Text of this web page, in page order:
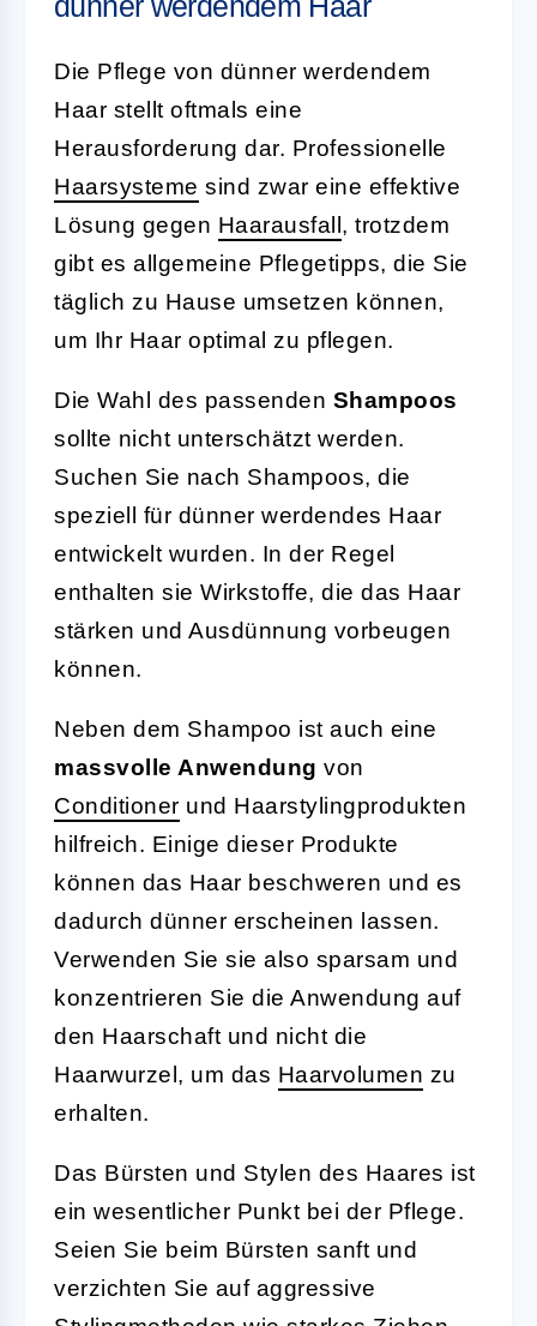
Die Pflege von dünner werdendem
Haar stellt oftmals eine
Herausforderung dar. Professionelle
Haarsysteme sind zwar eine effektive
Lösung gegen Haarausfall , trotzdem
gibt es allgemeine Pflegetipps, die Sie
täglich zu Hause umsetzen können,
um Ihr Haar optimal zu pflegen.
Die Wahl des passenden Shampoos
sollte nicht unterschätzt werden.
Suchen Sie nach Shampoos, die
speziell für dünner werdendes Haar
entwickelt wurden. In der Regel
enthalten sie Wirkstoffe, die das Haar
stärken und Ausdünnung vorbeugen
können.
Neben dem Shampoo ist auch eine
massvolle Anwendung von
Conditioner und Haarstylingprodukten
hilfreich. Einige dieser Produkte
können das Haar beschweren und es
dadurch dünner erscheinen lassen.
Verwenden Sie sie also sparsam und
konzentrieren Sie die Anwendung auf
den Haarschaft und nicht die
Haarwurzel, um das Haarvolumen zu
erhalten.
Das Bürsten und Stylen des Haares ist
ein wesentlicher Punkt bei der Pflege.
Seien Sie beim Bürsten sanft und
verzichten Sie auf aggressive